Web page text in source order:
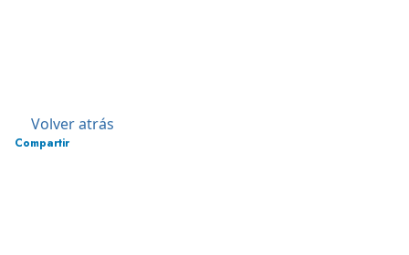
Volver atrás
Compartir